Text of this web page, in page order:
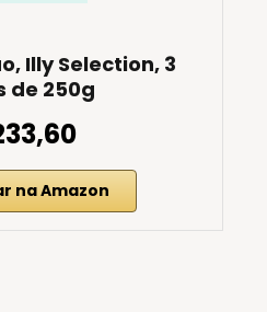
Illy Selection, 3
de 250g
na Amazon